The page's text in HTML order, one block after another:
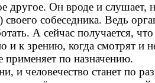
другое. Он вроде и
своего собеседника. Ведь
А сейчас получается,
и к зрению, когда смотрят и
по назначению.
и человечество станет по